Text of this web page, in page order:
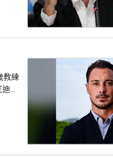
認
本
協
教練
賀
第